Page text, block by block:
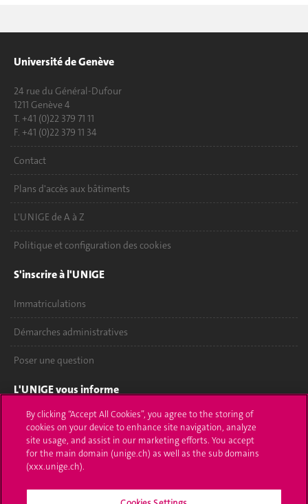
Université de Genève
24 rue du Général-Dufour
1211 Genève 4
T. +41 (0)22 379 71 11
F. +41 (0)22 379 11 34
Contact
Plans d'accès aux bâtiments
L'UNIGE de A à Z
Politique et configuration des cookies
S'inscrire à l'UNIGE
Immatriculations
Démarches administratives
Poser une question
L'UNIGE vous informe
UNIGE Mobile
Médias
Offres d'emploi
By clicking “Accept All Cookies”, you agree to the storing of
cookies on your device to enhance site navigation, analyze
site usage, and assist in our marketing efforts. You accept
for the main domain (unige.ch) as well as the sub domains
(xxx.unige.ch).